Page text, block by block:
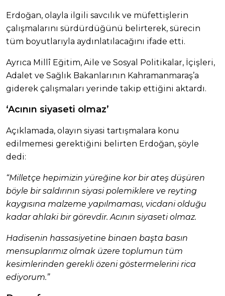
Erdoğan, olayla ilgili savcılık ve müfettişlerin
çalışmalarını sürdürdüğünü belirterek, sürecin
tüm boyutlarıyla aydınlatılacağını ifade etti.
Ayrıca Millî Eğitim, Aile ve Sosyal Politikalar, İçişleri,
Adalet ve Sağlık Bakanlarının Kahramanmaraş’a
giderek çalışmaları yerinde takip ettiğini aktardı.
‘Acının siyaseti olmaz’
Açıklamada, olayın siyasi tartışmalara konu
edilmemesi gerektiğini belirten Erdoğan, şöyle
dedi:
“Milletçe hepimizin yüreğine kor bir ateş düşüren
böyle bir saldırının siyasi polemiklere ve reyting
kaygısına malzeme yapılmaması, vicdani olduğu
kadar ahlaki bir görevdir. Acının siyaseti olmaz.
Hadisenin hassasiyetine binaen başta basın
mensuplarımız olmak üzere toplumun tüm
kesimlerinden gerekli özeni göstermelerini rica
ediyorum.”